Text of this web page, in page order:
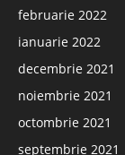
februarie 2022
ianuarie 2022
decembrie 2021
noiembrie 2021
octombrie 2021
septembrie 2021